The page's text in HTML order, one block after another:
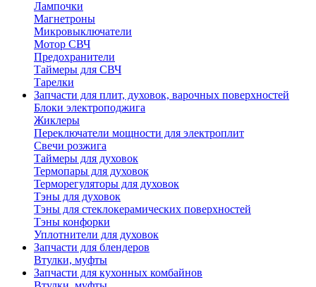
Лампочки
Магнетроны
Микровыключатели
Мотор СВЧ
Предохранители
Таймеры для СВЧ
Тарелки
Запчасти для плит, духовок, варочных поверхностей
Блоки электроподжига
Жиклеры
Переключатели мощности для электроплит
Свечи розжига
Таймеры для духовок
Термопары для духовок
Терморегуляторы для духовок
Тэны для духовок
Тэны для стеклокерамических поверхностей
Тэны конфорки
Уплотнители для духовок
Запчасти для блендеров
Втулки, муфты
Запчасти для кухонных комбайнов